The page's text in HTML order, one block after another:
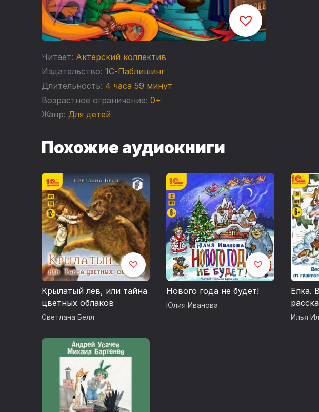
Читает: Актерский коллектив
Издательство: 1С-Паблишинг
Длительность: 4 часа 59 минут
Возрастное ограничение: 0+
Жанр: Для детей
Похожие аудиокниги
Крылатый лев, или тайна
цветных облаков
Светлана Белл
Нового года не будет!
Юлия Иванова
Елка.
Илья